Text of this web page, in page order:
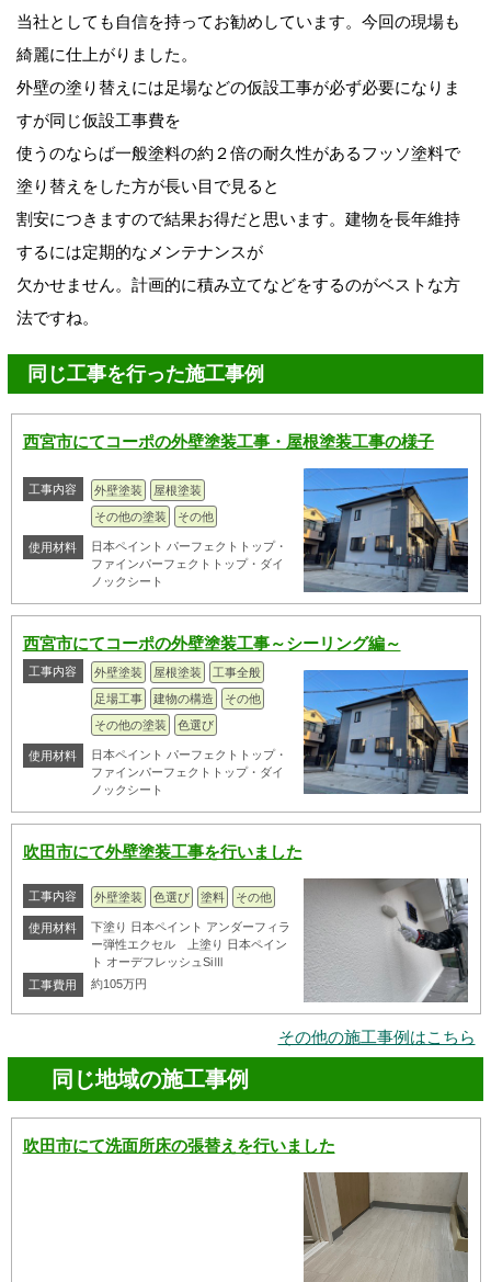
当社としても自信を持ってお勧めしています。今回の現場も
綺麗に仕上がりました。
外壁の塗り替えには足場などの仮設工事が必ず必要になりま
すが同じ仮設工事費を
使うのならば一般塗料の約２倍の耐久性があるフッソ塗料で
塗り替えをした方が長い目で見ると
割安につきますので結果お得だと思います。建物を長年維持
するには定期的なメンテナンスが
欠かせません。計画的に積み立てなどをするのがベストな方
法ですね。
同じ工事を行った施工事例
西宮市にてコーポの外壁塗装工事・屋根塗装工事の様子
工事内容 外壁塗装
屋根塗装
その他の塗装
その他
使用材料
日本ペイント パーフェクトトップ・
ファインパーフェクトトップ・ダイ
ノックシート
西宮市にてコーポの外壁塗装工事～シーリング編～
工事内容 外壁塗装 屋根塗装
工事全般
足場工事
建物の構造
その他
その他の塗装
色選び
使用材料
日本ペイント パーフェクトトップ・
ファインパーフェクトトップ・ダイ
ノックシート
吹田市にて外壁塗装工事を行いました
工事内容 外壁塗装 色選び 塗料 その他
使用材料
下塗り 日本ペイント アンダーフィラ
ー弾性エクセル 上塗り 日本ペイン
ト オーデフレッシュSiⅢ
工事費用
約105万円
その他の施工事例はこちら
同じ地域の施工事例
吹田市にて洗面所床の張替えを行いました